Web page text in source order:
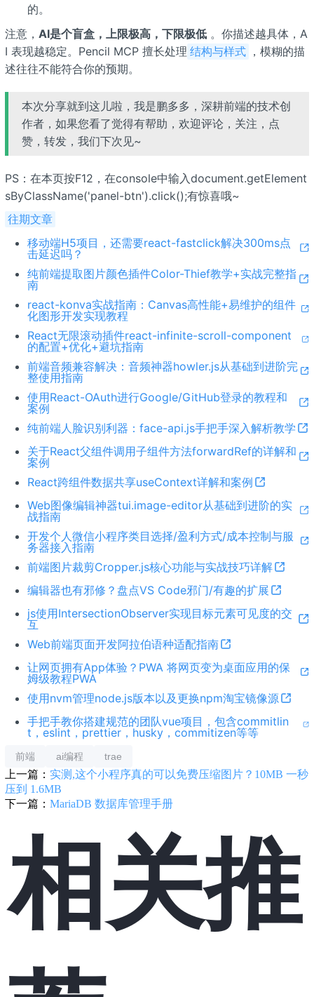
的。
注意， AI是个盲盒，上限极高，下限极低。你描述越具体，A
I 表现越稳定。Pencil MCP 擅长处理 结构与样式 ，模糊的描
述往往不能符合你的预期。
本次分享就到这儿啦，我是鹏多多，深耕前端的技术创
作者，如果您看了觉得有帮助，欢迎评论，关注，点
赞，转发，我们下次见~
PS：在本页按F12，在console中输入document.getElement
sByClassName('panel-btn').click();有惊喜哦~
往期文章
移动端H5项目，还需要react-fastclick解决300ms点
击延迟吗？
纯前端提取图片颜色插件Color-Thief教学+实战完整指
南
react-konva实战指南：Canvas高性能+易维护的组件
化图形开发实现教程
React无限滚动插件react-infinite-scroll-component
的配置+优化+避坑指南
前端音频兼容解决：音频神器howler.js从基础到进阶完
整使用指南
使用React-OAuth进行Google/GitHub登录的教程和
案例
纯前端人脸识别利器：face-api.js手把手深入解析教学
关于React父组件调用子组件方法forwardRef的详解和
案例
React跨组件数据共享useContext详解和案例
Web图像编辑神器tui.image-editor从基础到进阶的实
战指南
开发个人微信小程序类目选择/盈利方式/成本控制与服
务器接入指南
前端图片裁剪Cropper.js核心功能与实战技巧详解
编辑器也有邪修？盘点VS Code邪门/有趣的扩展
js使用IntersectionObserver实现目标元素可见度的交
互
Web前端页面开发阿拉伯语种适配指南
让网页拥有App体验？PWA 将网页变为桌面应用的保
姆级教程PWA
使用nvm管理node.js版本以及更换npm淘宝镜像源
手把手教你搭建规范的团队vue项目，包含commitlin
t，eslint，prettier，husky，commitizen等等
前端 ai编程 trae
上一篇： 实测,这个小程序真的可以免费压缩图片？10MB 一秒
压到 1.6MB
下一篇： MariaDB 数据库管理手册
相关推